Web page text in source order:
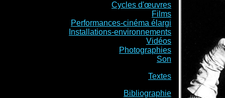
Cycles d'œuvres
Films
Performances-cinéma élargi
Installations-environnements
Vidéos
Photographies
Son
Textes
Bibliographie